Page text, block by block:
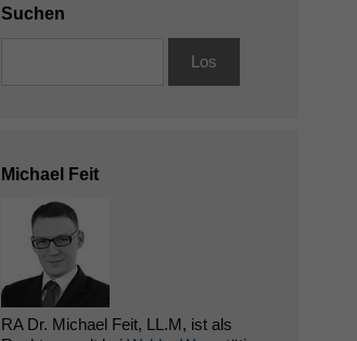
Suchen
Michael Feit
RA Dr. Michael Feit, LL.M, ist als